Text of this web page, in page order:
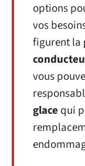
options
vos
figurent la
vous
glace qui